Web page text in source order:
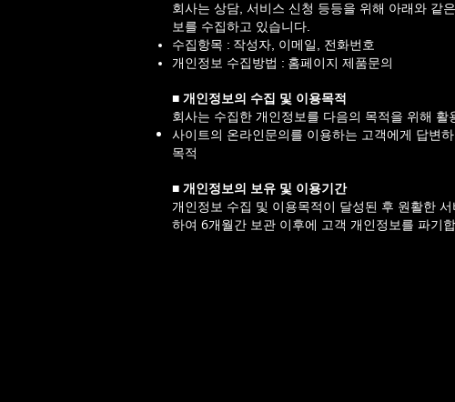
회사는 상담, 서비스 신청 등등을 위해 아래와 같
보를 수집하고 있습니다.
수집항목 : 작성자, 이메일, 전화번호
개인정보 수집방법 : 홈페이지 제품문의
■ 개인정보의 수집 및 이용목적
회사는 수집한 개인정보를 다음의 목적을 위해 활
사이트의 온라인문의를 이용하는 고객에게 답변
목적
■ 개인정보의 보유 및 이용기간
개인정보 수집 및 이용목적이 달성된 후 원활한 서
하여 6개월간 보관 이후에 고객 개인정보를 파기